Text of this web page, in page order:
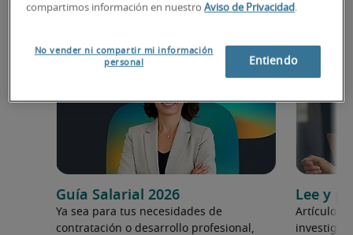
Tendencias y novedades
Guía Salarial 2026
Ya sea para tus necesidades de
contratación o desarrollo profesional,
Lee y
Artículos
compartimos información en nuestroAviso de Privacidad.
No vender ni compartir mi información
personal
Entiendo